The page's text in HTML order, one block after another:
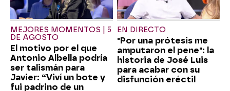
MEJORES MOMENTOS | 5
DE AGOSTO
El motivo por el que
Antonio Albella podría
ser talismán para
Javier: “Viví un bote y
fui padrino de un
EN DIRECTO
"Por una prótesis me
amputaron el pene": la
historia de José Luis
para acabar con su
disfunción eréctil